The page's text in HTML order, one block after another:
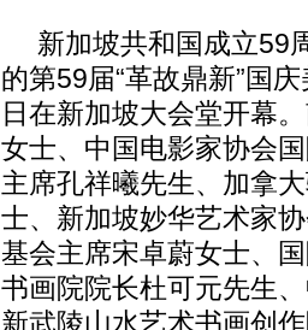
新加坡共和国成立59
的第59届“革故鼎新”国
日在新加坡大会堂开幕
女士、中国电影家协会
主席孔祥曦先生、加拿
士、新加坡妙华艺术家
基会主席宋卓蔚女士、
书画院院长杜可元先生
新武陵山水艺术书画创